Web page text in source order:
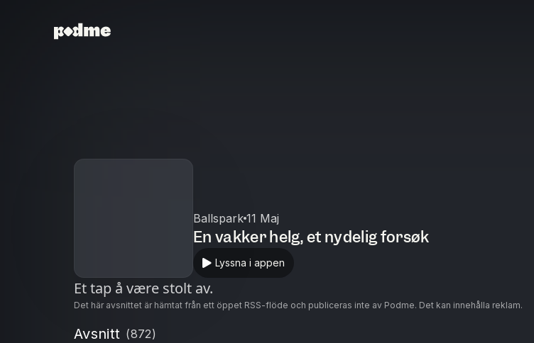
Ballspark 11 Maj
En vakker helg, et nydelig forsøk
Lyssna i appen
Et tap å være stolt av.
Det här avsnittet är hämtat från ett öppet RSS-flöde och publiceras inte av Podme. Det kan innehålla reklam.
Avsnitt (872)